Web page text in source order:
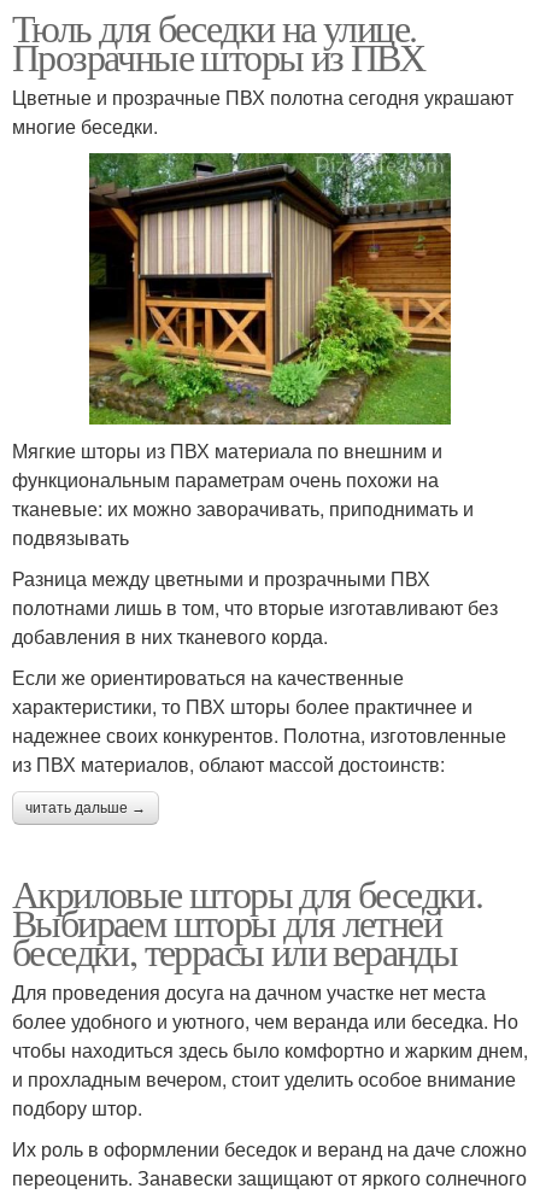
Выпрямители для штор
Шторы для открытой
веранды
Шторы на веранду
Ткань для уличных
штор
Ткань для штор
Шторы на террасу
Шторы в загородном
Римская штора Беседка со шторами
Шторы из бамбука Шторы в беседки
Шторы в беседке Модные шторы
Тюль для беседки на улице.
Прозрачные шторы из ПВХ
Цветные и прозрачные ПВХ полотна сегодня украшают
многие беседки.
Мягкие шторы из ПВХ материала по внешним и
функциональным параметрам очень похожи на
тканевые: их можно заворачивать, приподнимать и
подвязывать
Разница между цветными и прозрачными ПВХ
полотнами лишь в том, что вторые изготавливают без
добавления в них тканевого корда.
Если же ориентироваться на качественные
характеристики, то ПВХ шторы более практичнее и
надежнее своих конкурентов. Полотна, изготовленные
из ПВХ материалов, облают массой достоинств:
читать дальше →
Акриловые шторы для беседки.
Выбираем шторы для летней
беседки, террасы или веранды
Для проведения досуга на дачном участке нет места
более удобного и уютного, чем веранда или беседка. Но
чтобы находиться здесь было комфортно и жарким днем,
и прохладным вечером, стоит уделить особое внимание
подбору штор.
Их роль в оформлении беседок и веранд на даче сложно
переоценить. Занавески защищают от яркого солнечного